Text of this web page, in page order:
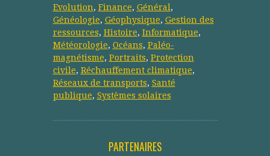
Evolution, Finance, Général ,
Généologie, Géophysique, Gestion des
ressources, Histoire, Informatique,
Météorologie, Océans, Paléo-
magnétisme, Portraits, Protection
civile, Réchauffement climatique,
Réseaux de transports, Santé
publique, Systèmes solaires
PARTENAIRES